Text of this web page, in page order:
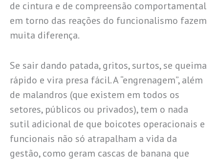
de cintura e de compreensão comportamental
em torno das reações do funcionalismo fazem
muita diferença.
Se sair dando patada, gritos, surtos, se queima
rápido e vira presa fácil. A “engrenagem”, além
de malandros (que existem em todos os
setores, públicos ou privados), tem o nada
sutil adicional de que boicotes operacionais e
funcionais não só atrapalham a vida da
gestão, como geram cascas de banana que